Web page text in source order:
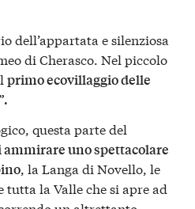
dell’appartata e silenziosa
di Cherasco. Nel piccolo
primo ecovillaggio delle
questa parte del
uno spettacolare
, la Langa di Novello, le
tutta la Valle che si apre ad